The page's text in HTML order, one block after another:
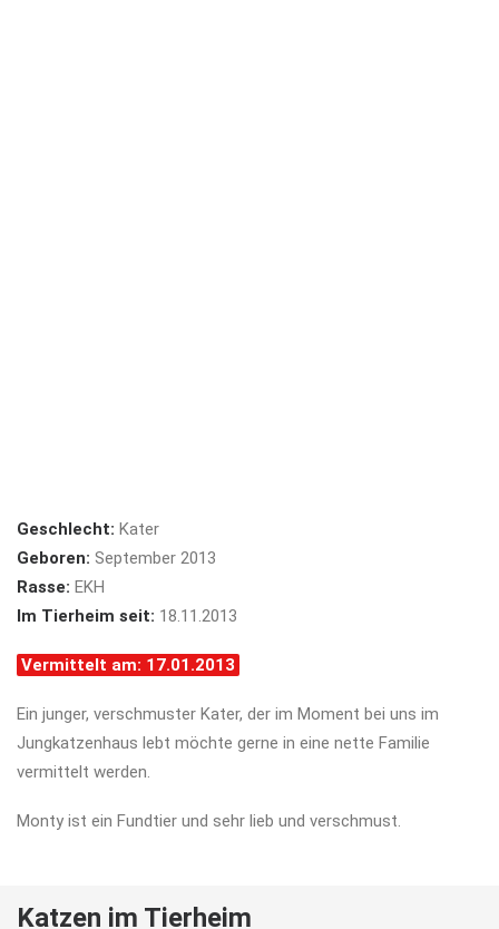
Geschlecht: Kater
Geboren: September 2013
Rasse: EKH
Im Tierheim seit: 18.11.2013
Vermittelt am: 17.01.2013
Ein junger, verschmuster Kater, der im Moment bei uns im
Jungkatzenhaus lebt möchte gerne in eine nette Familie
vermittelt werden.
Monty ist ein Fundtier und sehr lieb und verschmust.
Katzen im Tierheim